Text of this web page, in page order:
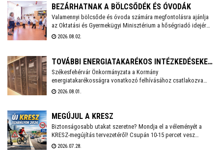
előkészítésével kapcsolatosan és javaslatokat kért az ülés
napirendjére.
BEZÁRHATNAK A BÖLCSŐDÉK ÉS ÓVODÁK
Valamennyi bölcsőde és óvoda számára megfontolásra ajánlja
az Oktatási és Gyermekügyi Minisztérium a hőségriadó idejére
a zárvatartás lehetőségét, erről tájékoztatott Lannert Judit
2026.08.02.
TOVÁBBI ENERGIATAKARÉKOS INTÉZKEDÉSEKET
VEZET BE SZÉKESFEHÉRVÁR
Székesfehérvár Önkormányzata a Kormány
energiatakarékosságra vonatkozó felhívásához csatlakozva
több intézkedést vezet be a villamosenergia-felhasználás
energiafelhasználás, és a munkavállalók számára is
2026.08.01.
MEGÚJUL A KRESZ
Biztonságosabb utakat szeretne? Mondja el a véleményét a
KRESZ-megújítás tervezetéről! Csupán 10-15 percet vesz
igénybe a Közlekedési és Beruházási Minisztérium által
2026.07.28.